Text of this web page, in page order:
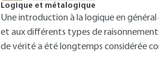
Logique et métalogique
Une introduction à la logique en
et aux différents types de
de vérité a été longtemps considérée